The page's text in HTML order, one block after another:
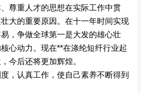
尊重人才的思想在实际工作中贯
大的重要原因。在十一年时间实现
，争做全球第一是大发的雄心壮
心动力。现在**在涤纶短纤行业起
今后还将更加辉煌。
，认真工作，使自己素养不断得到